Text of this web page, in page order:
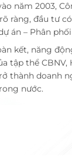
năm 2003,
ràng, đầu tư
án – Phân
kết, năng
tập thể
thành doanh
nước.